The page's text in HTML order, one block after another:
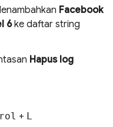
Facebook
6ke daftar string
Hapus log
+ L